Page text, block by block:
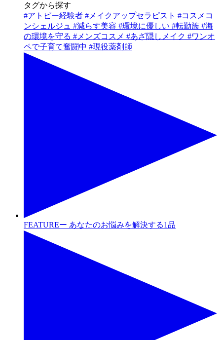
タグから探す
#アトピー経験者 # メイクアップセラピスト #コスメコ
ンシェルジュ #減らす美容 #環境に優しい #転勤族 #海
の環境を守る # メンズコスメ #あざ隠しメイク #ワンオ
ペで子育て奮闘中 #現役薬剤師
FEATUREー あなたのお悩みを解決する1品